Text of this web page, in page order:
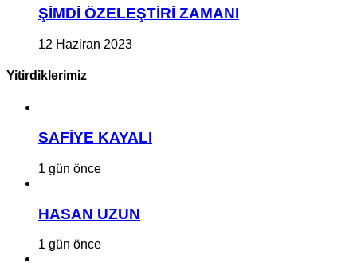
ŞİMDİ ÖZELEŞTİRİ ZAMANI
12 Haziran 2023
Yitirdiklerimiz
SAFİYE KAYALI
1 gün önce
HASAN UZUN
1 gün önce